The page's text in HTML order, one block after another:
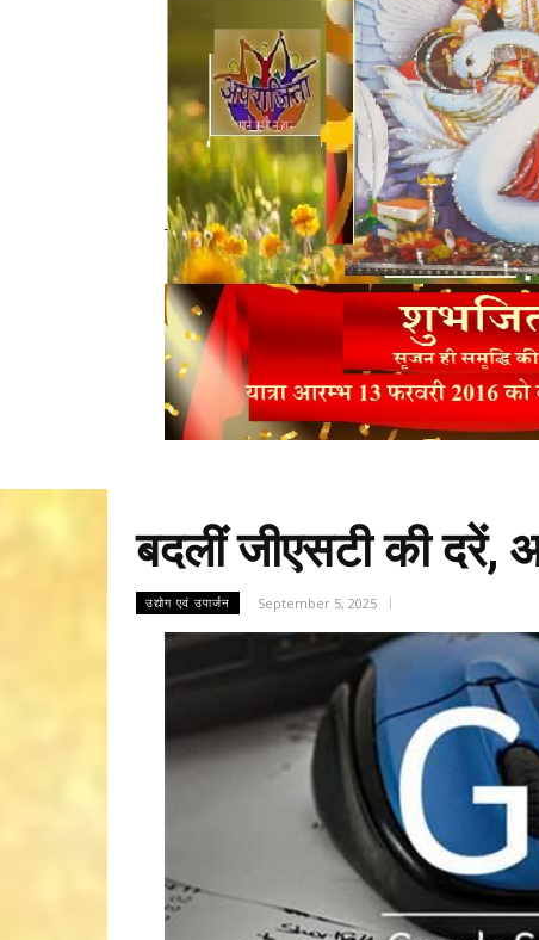
बदलीं जीएसटी की दरें,
उद्योग एवं उपार्जन September 5, 2025